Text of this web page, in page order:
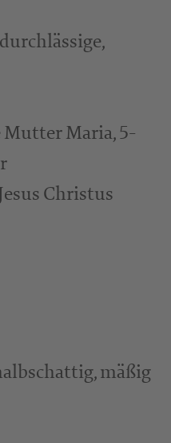
Maria, 5-
Christus
mäßig